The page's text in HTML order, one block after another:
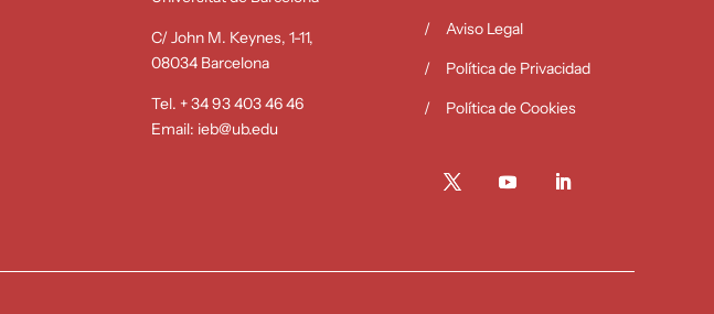
C/ John M. Keynes, 1-11,
08034 Barcelona
Tel. + 34 93 403 46 46
Email: ieb@ub.edu
Aviso Legal
Política de Privacidad
Política de Cookies